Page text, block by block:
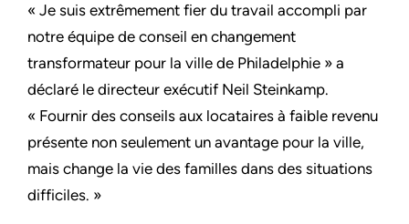
« Je suis extrêmement fier du travail accompli par
notre équipe de conseil en changement
transformateur pour la ville de Philadelphie » a
déclaré le directeur exécutif Neil Steinkamp.
« Fournir des conseils aux locataires à faible revenu
présente non seulement un avantage pour la ville,
mais change la vie des familles dans des situations
difficiles. »